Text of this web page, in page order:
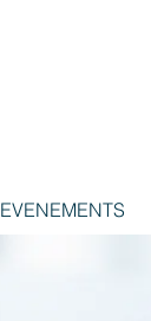
EVENEMENTS